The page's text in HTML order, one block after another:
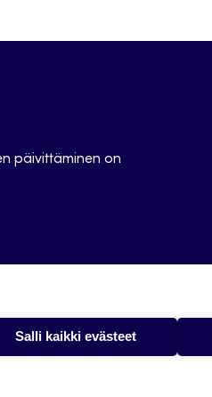
päivittäminen on
Salli kaikki evästeet